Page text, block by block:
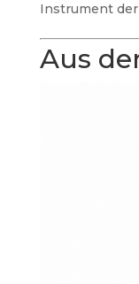
Instrument
Aus